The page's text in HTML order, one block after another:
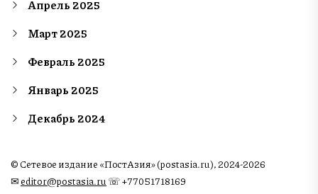
Апрель 2025
Март 2025
Февраль 2025
Январь 2025
Декабрь 2024
© Сетевое издание «ПостАзия» (postasia.ru), 2024-2026
✉︎editor@postasia.ru ☏ +77051718169